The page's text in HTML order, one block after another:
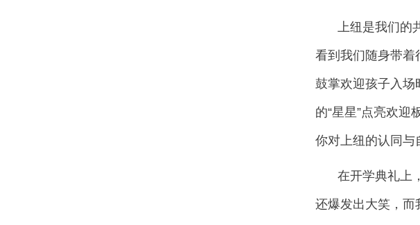
上纽是我们的
看到我们随身带着
鼓掌欢迎孩子入场
的“星星”点亮欢
你对上纽的认同与
在开学典礼上
还爆发出大笑，而